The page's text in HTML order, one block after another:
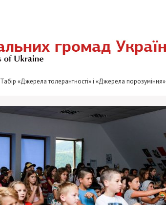
Табір «Джерела толерантності» і «Джерела порозуміння»